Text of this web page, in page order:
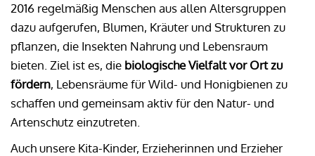
2016 regelmäßig Menschen aus allen Altersgruppen
dazu aufgerufen, Blumen, Kräuter und Strukturen zu
pflanzen, die Insekten Nahrung und Lebensraum
bieten. Ziel ist es, die biologische Vielfalt vor Ort zu
fördern, Lebensräume für Wild- und Honigbienen zu
schaffen und gemeinsam aktiv für den Natur- und
Artenschutz einzutreten.
Auch unsere Kita-Kinder, Erzieherinnen und Erzieher